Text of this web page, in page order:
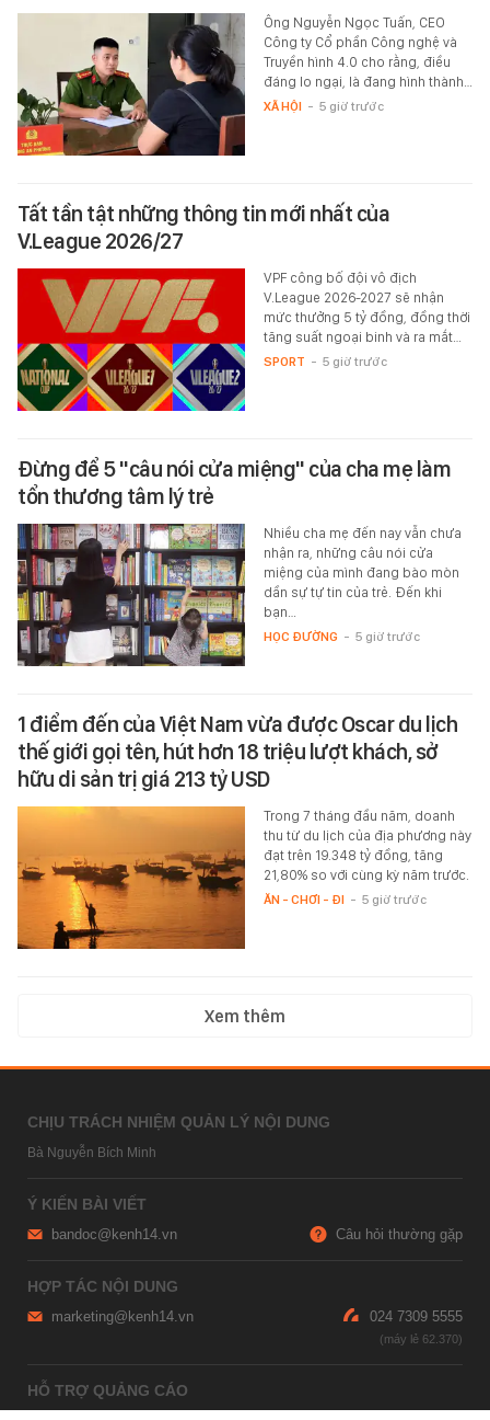
Ông Nguyễn Ngọc Tuấn, CEO
Công ty Cổ phần Công nghệ và
Truyền hình 4.0 cho rằng, điều
đáng lo ngại, là đang hình thành…
XÃ HỘI - 5 giờ trước
Tất tần tật những thông tin mới nhất của
V.League 2026/27
VPF công bố đội vô địch
V.League 2026-2027 sẽ nhận
mức thưởng 5 tỷ đồng, đồng thời
tăng suất ngoại binh và ra mắt…
SPORT - 5 giờ trước
Đừng để 5 "câu nói cửa miệng" của cha mẹ làm
tổn thương tâm lý trẻ
Nhiều cha mẹ đến nay vẫn chưa
nhận ra, những câu nói cửa
miệng của mình đang bào mòn
dần sự tự tin của trẻ. Đến khi
bạn…
HỌC ĐƯỜNG - 5 giờ trước
1 điểm đến của Việt Nam vừa được Oscar du lịch
thế giới gọi tên, hút hơn 18 triệu lượt khách, sở
hữu di sản trị giá 213 tỷ USD
Trong 7 tháng đầu năm, doanh
thu từ du lịch của địa phương này
đạt trên 19.348 tỷ đồng, tăng
21,80% so với cùng kỳ năm trước.
ĂN - CHƠI - ĐI - 5 giờ trước
Xem thêm
CHỊU TRÁCH NHIỆM QUẢN LÝ NỘI DUNG
Bà Nguyễn Bích Minh
Ý KIẾN BÀI VIẾT
bandoc@kenh14.vn Câu hỏi thường gặp
HỢP TÁC NỘI DUNG
marketing@kenh14.vn 024 7309 5555
HỖ TRỢ QUẢNG CÁO